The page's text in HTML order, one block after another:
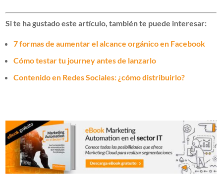
Si te ha gustado este artículo, también te puede interesar:
7 formas de aumentar el alcance orgánico en Facebook
Cómo testar tu journey antes de lanzarlo
Contenido en Redes Sociales: ¿cómo distribuirlo?